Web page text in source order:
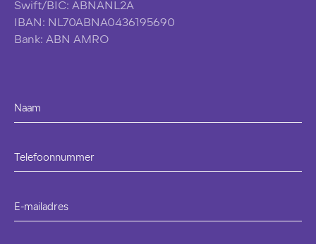
Swift/BIC: ABNANL2A
IBAN: NL70ABNA0436195690
Bank: ABN AMRO
Naam
Telefoonnummer
E-mailadres